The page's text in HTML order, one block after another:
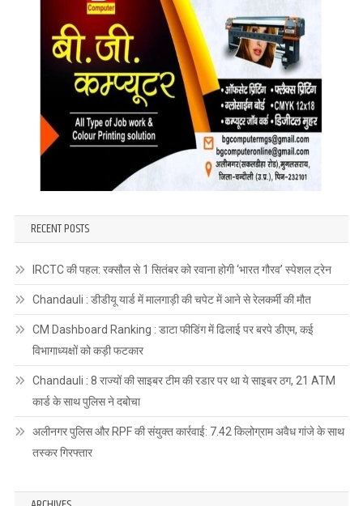
RECENT POSTS
IRCTC की पहल: रक्सौल से 1 सितंबर को रवाना होगी ‘भारत गौरव’ स्पेशल ट्रेन
Chandauli : डीडीयू यार्ड में मालगाड़ी की चपेट में आने से रेलकर्मी की मौत
CM Dashboard Ranking : डाटा फीडिंग में ढिलाई पर बरपे डीएम, कई
विभागाध्यक्षों को कड़ी फटकार
Chandauli : 8 राज्यों की साइबर टीम की रडार पर था ये साइबर ठग, 21 ATM
कार्ड के साथ पुलिस ने दबोचा
अलीनगर पुलिस और RPF की संयुक्त कार्रवाई: 7.42 किलोग्राम अवैध गांजे के साथ
तस्कर गिरफ्तार